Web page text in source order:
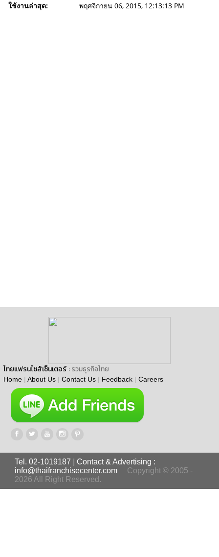
ใช้งานล่าสุด:
พฤศจิกายน 06, 2015, 12:13:13 PM
ไทยแฟรนไชส์เซ็นเตอร์ : รวมธุรกิจไทย
Home | About Us | Contact Us | Feedback | Careers
Tel. 02-1019187
Contact & Advertising :
info@thaifranchisecenter.com
Copyright © 2005 -
2026 All Right Reserved.